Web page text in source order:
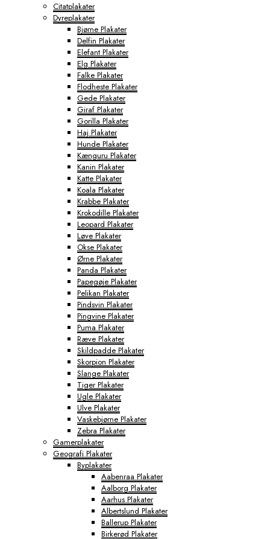
Citatplakater
Dyreplakater
Bjørne Plakater
Delfin Plakater
Elefant Plakater
Elg Plakater
Falke Plakater
Flodheste Plakater
Gede Plakater
Giraf Plakater
Gorilla Plakater
Haj Plakater
Hunde Plakater
Kænguru Plakater
Kanin Plakater
Katte Plakater
Koala Plakater
Krabbe Plakater
Krokodille Plakater
Leopard Plakater
Løve Plakater
Okse Plakater
Ørne Plakater
Panda Plakater
Papegøje Plakater
Pelikan Plakater
Pindsvin Plakater
Pingvine Plakater
Puma Plakater
Ræve Plakater
Skildpadde Plakater
Skorpion Plakater
Slange Plakater
Tiger Plakater
Ugle Plakater
Ulve Plakater
Vaskebjørne Plakater
Zebra Plakater
Gamerplakater
Geografi Plakater
Byplakater
Aabenraa Plakater
Aalborg Plakater
Aarhus Plakater
Albertslund Plakater
Ballerup Plakater
Birkerød Plakater